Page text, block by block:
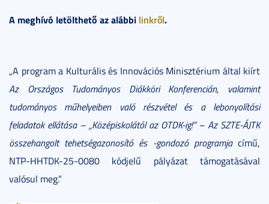
A meghívó letölthető az alábbi linkről.
„A program a Kulturális és Innovációs Minisztérium által kiírt
Az Országos Tudományos Diákköri Konferencián, valamint
tudományos műhelyeiben való részvétel és a lebonyolítási
feladatok ellátása – „Középiskolától az OTDK-ig!” – Az SZTE-ÁJTK
összehangolt tehetségazonosító és -gondozó programjacímű,
NTP-HHTDK-25-0080 kódjelű pályázat támogatásával
valósul meg.”